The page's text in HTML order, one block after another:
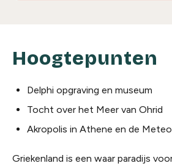
Hoogtepunten
Delphi opgraving en museum
Tocht over het Meer van Ohrid
Akropolis in Athene en de
Griekenland is een waar paradijs